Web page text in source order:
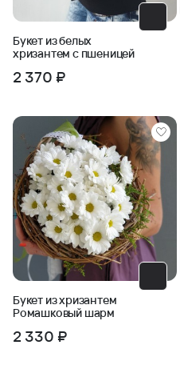
Букет из белых
хризантем с пшеницей
2 370 ₽
Букет из хризантем
Ромашковый шарм
2 330 ₽